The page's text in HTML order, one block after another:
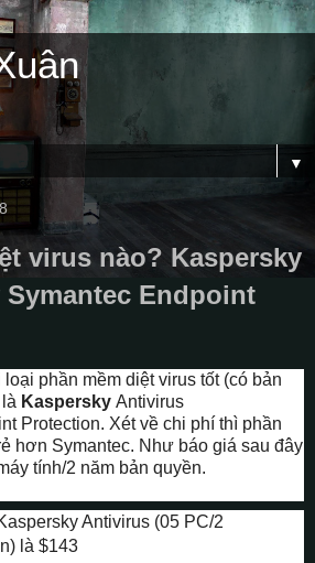
▼
virus nào? Kaspersky
Endpoint
phần mềm diệt virus tốt (có bản
Kaspersky Antivirus
Protection. Xét về chi phí thì phần
hơn Symantec. Như báo giá sau đây
tính/2 năm bản quyền.
Antivirus (05 PC/2
là $143